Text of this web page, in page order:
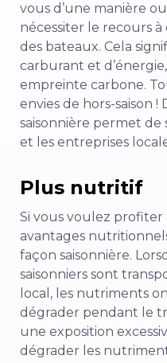
vous d’une manière
nécessiter le recours à
des bateaux. Cela
carburant et
empreinte carbone.
envies de hors-saison
saisonnière permet
et les entreprises
Plus nutritif
Si vous voulez
avantages
façon saisonnière.
saisonniers sont
local, les nutriments
dégrader pendant le
une exposition
dégrader les